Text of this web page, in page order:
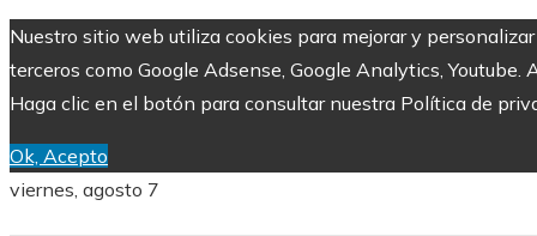
Nuestro sitio web utiliza cookies para mejorar y
terceros como Google Adsense, Google Analytics,
Haga clic en el botón para consultar nuestra Política de
Ok, Acepto
viernes, agosto 7